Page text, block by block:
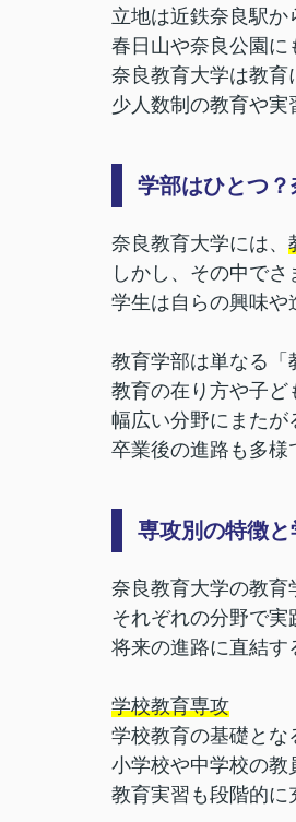
立地は近鉄奈良駅か
春日山や奈良公園に
奈良教育大学は教育
少人数制の教育や実
学部はひとつ
奈良教育大学には、
しかし、その中でさ
学生は自らの興味や
教育学部は単なる「
教育の在り方や子ど
幅広い分野にまたが
卒業後の進路も多様
専攻別の特徴
奈良教育大学の教育
それぞれの分野で実
将来の進路に直結す
学校教育専攻
学校教育の基礎とな
小学校や中学校の教
教育実習も段階的に